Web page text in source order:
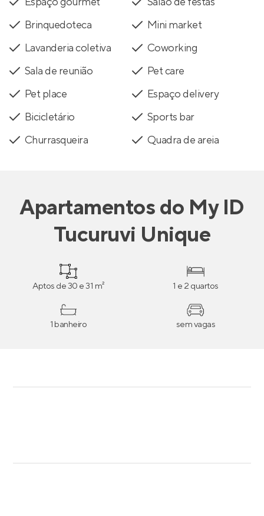
Brinquedoteca
Mini market
Lavanderia coletiva
Coworking
Sala de reunião
Pet care
Pet place
Espaço delivery
Bicicletário
Sports bar
Churrasqueira
Quadra de areia
Apartamentosdo My ID
Tucuruvi Unique
Aptos de 30 e 31 m² 1 e 2 quartos
1 banheiro sem vagas